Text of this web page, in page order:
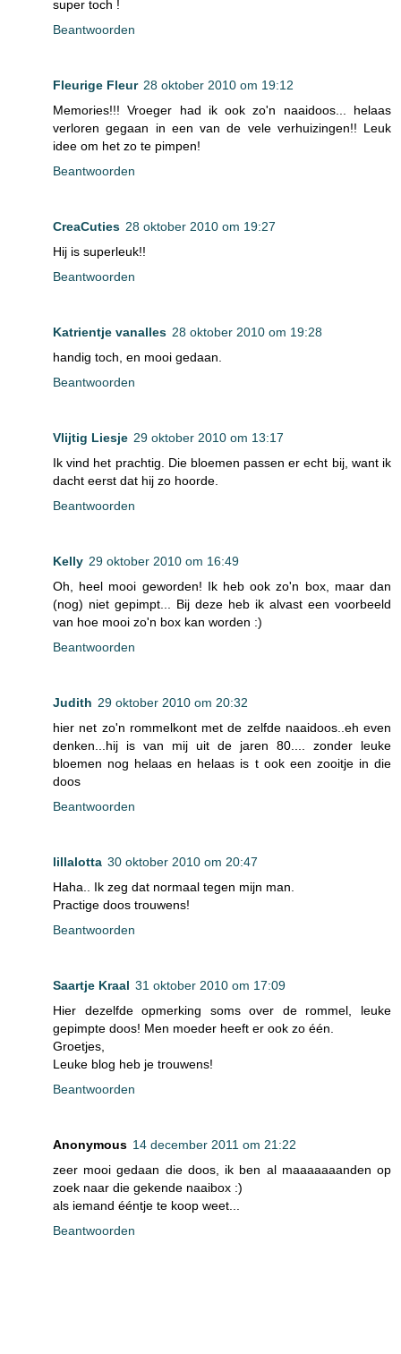
super toch !
Beantwoorden
Fleurige Fleur 28 oktober 2010 om 19:12
Memories!!! Vroeger had ik ook zo'n naaidoos... helaas
verloren gegaan in een van de vele verhuizingen!! Leuk
idee om het zo te pimpen!
Beantwoorden
CreaCuties 28 oktober 2010 om 19:27
Hij is superleuk!!
Beantwoorden
Katrientje vanalles 28 oktober 2010 om 19:28
handig toch, en mooi gedaan.
Beantwoorden
Vlijtig Liesje 29 oktober 2010 om 13:17
Ik vind het prachtig. Die bloemen passen er echt bij, want ik
dacht eerst dat hij zo hoorde.
Beantwoorden
Kelly 29 oktober 2010 om 16:49
Oh, heel mooi geworden! Ik heb ook zo'n box, maar dan
(nog) niet gepimpt... Bij deze heb ik alvast een voorbeeld
van hoe mooi zo'n box kan worden :)
Beantwoorden
Judith 29 oktober 2010 om 20:32
hier net zo'n rommelkont met de zelfde naaidoos..eh even
denken...hij is van mij uit de jaren 80.... zonder leuke
bloemen nog helaas en helaas is t ook een zooitje in die
doos
Beantwoorden
lillalotta 30 oktober 2010 om 20:47
Haha.. Ik zeg dat normaal tegen mijn man.
Practige doos trouwens!
Beantwoorden
Saartje Kraal 31 oktober 2010 om 17:09
Hier dezelfde opmerking soms over de rommel, leuke
gepimpte doos! Men moeder heeft er ook zo één.
Groetjes,
Leuke blog heb je trouwens!
Beantwoorden
Anonymous 14 december 2011 om 21:22
zeer mooi gedaan die doos, ik ben al maaaaaaanden op
zoek naar die gekende naaibox :)
als iemand ééntje te koop weet...
Beantwoorden